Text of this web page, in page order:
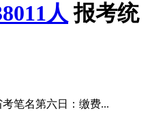
人 报考统
笔名第六日：缴费...